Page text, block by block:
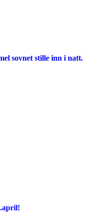
sovnet stille inn i natt.